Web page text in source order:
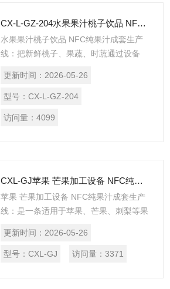
CX-L-GZ-204水果果汁桃子饮品 NFC纯果汁成套生产线
水果果汁桃子饮品 NFC纯果汁成套生产
线：把新鲜桃子、果蔬、时蔬通过设备
制打浆-分离-均质脱气-UHT高温瞬时杀
菌-无菌灌装）加工成果汁。每小时处理量
芒果、苹果、李、杏等新鲜时蔬的果蔬汁
更新时间： 2026-05-26
型号： CX-L-GZ-204
访问量： 4099
CXL-GJ苹果 芒果加工设备 NFC纯果汁成套生产线
苹果 芒果加工设备 NFC纯果汁成套生产
线：是一条适用于苹果、芒果、刺梨等果
杀菌、无菌灌装作业的果蔬汁加工生产
线，是一套高效安全的果蔬汁全自动大批
更新时间： 2026-05-26
型号： CXL-GJ 访问量：3371